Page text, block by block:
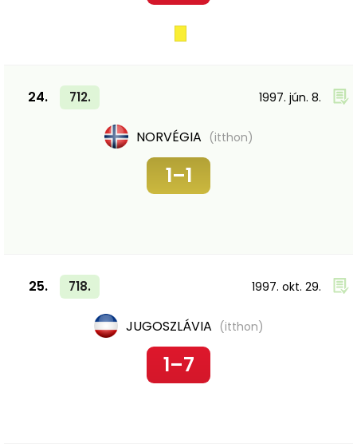
24. 712. 1997. jún. 8.
NORVÉGIA (itthon)
1–1
25. 718. 1997. okt. 29.
JUGOSZLÁVIA (itthon)
1–7